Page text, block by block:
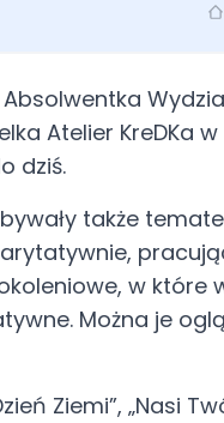
Atelier KreDKa
dziś.
także
w które
Można je
Ziemi”, „Nasi